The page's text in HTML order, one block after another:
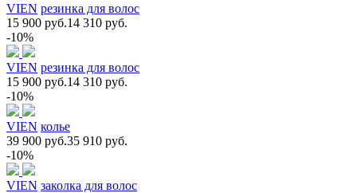
VIEN резинка для волос
15 900 руб.14 310 руб.
-10%
VIEN резинка для волос
15 900 руб.14 310 руб.
-10%
VIEN колье
39 900 руб.35 910 руб.
-10%
VIEN заколка для волос